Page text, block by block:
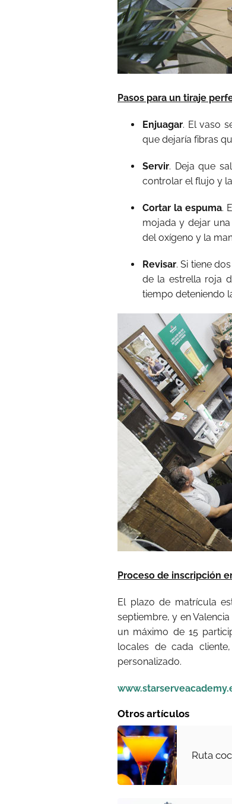
Pasos para un tiraje
Enjuagar. El vaso
que dejaría fibras
Servir. Deja que
controlar el flujo y
Cortar la espuma.
mojada y dejar
del oxígeno y la
Revisar. Si tiene
de la estrella roja
tiempo deteniendo
Proceso de inscripción
El plazo de matrícula
septiembre, y en
un máximo de 15
locales de cada
personalizado.
Otros artículos
Ruta